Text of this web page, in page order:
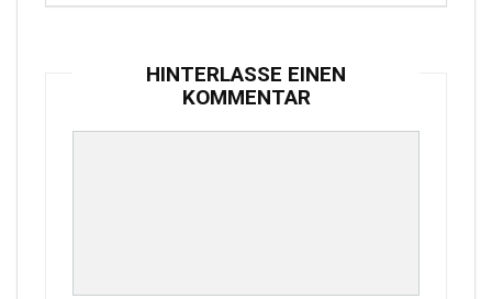
HINTERLASSE EINEN
KOMMENTAR